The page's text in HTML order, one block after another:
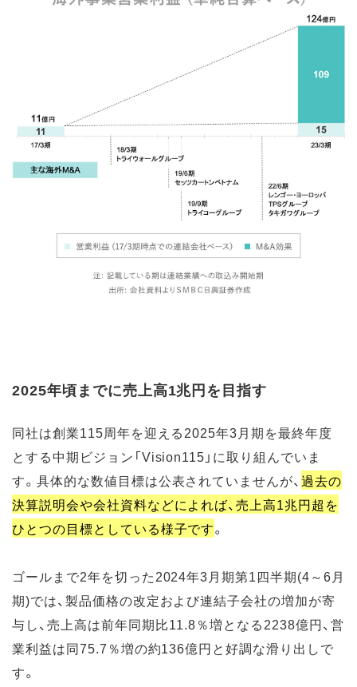
2025年頃までに売上高1兆円を目指す
同社は創業115周年を迎える2025年3月期を最終年度
とする中期ビジョン「Vision115」に取り組んでいま
す。具体的な数値目標は公表されていませんが、過去の
決算説明会や会社資料などによれば、売上高1兆円超を
ひとつの目標としている様子です。
ゴールまで2年を切った2024年3月期第1四半期(4～6月
期)では、製品価格の改定および連結子会社の増加が寄
与し、売上高は前年同期比11.8％増となる2238億円、営
業利益は同75.7％増の約136億円と好調な滑り出しで
す。